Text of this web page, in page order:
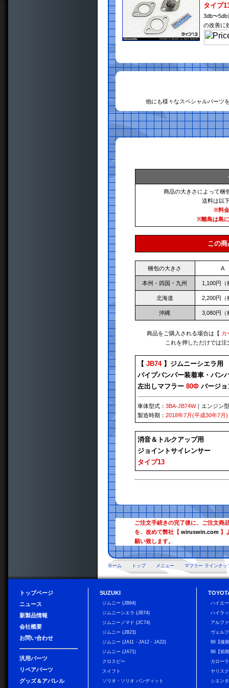
タイプ
3db〜
の改善に
他にも様々なスペシャルパーツ
商品の大きさによって梱
送料は以
※料
※離島は島
この
梱包の大きさ A
本州・四国・九州 1,100円（
北海道 2,200円（
沖縄 3,080円（
商品をご購入される場合は【 カ
これを押しただけでは
【JB74】ジムニーシエラ用
パイプバンパー装着車・バン
左出しマフラー80Φ バージョ
車体型式：3BA-JB74W｜エンジン
製造時期：2018年7月(平成30年7月)
消音＆トルクアップ用
ジョイントサイレンサー
タイプ13
ご注文手続きの完了後に、ご注文商
を、改めて弊社【wiruswin.com 】
願い致します。
ホーム トップ メニュー マフラー ラインナッ
トップページ
ニュース
新製品情報
会社概要
お問い合わせ
汎用パーツ
リペアパーツ
グッズ＆アパレル
SUZUKI
ジムニー (JB64)
ジムニーシエラ (JB74)
ジムニーノマド (JC74)
ジムニー (JB23)
ジムニー (JA11・JA12・JA22)
ジムニー (JA71)
クロスビー
スイフト
ソリオ・ソリオ バンディット
ハイエ
ハイラ
アルフ
ヴェル
86【後
86【前
カロー
ヤリス
シエンタ